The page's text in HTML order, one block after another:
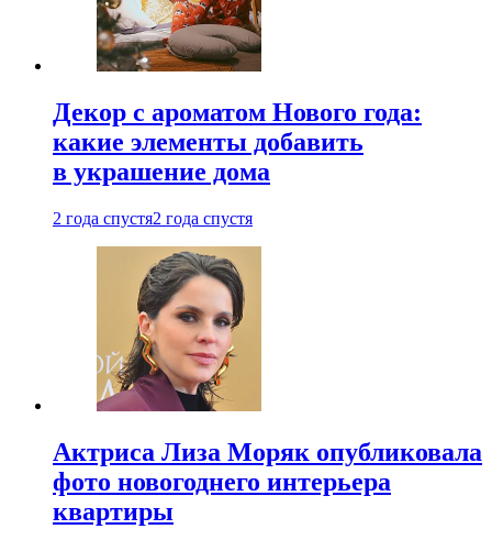
Декор с ароматом Нового года:
какие элементы добавить
в украшение дома
2 года спустя2 года спустя
Актриса Лиза Моряк опубликовала
фото новогоднего интерьера
квартиры